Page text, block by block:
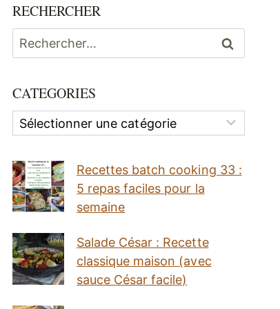
RECHERCHER
Rechercher :
CATEGORIES
Categories
Recettes batch cooking 33 :
5 repas faciles pour la
semaine
Salade César : Recette
classique maison (avec
sauce César facile)